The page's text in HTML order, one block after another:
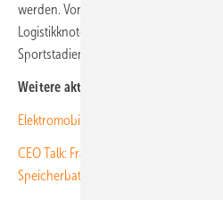
werden. Von Parkplätzen kleinerer
Logistikknotenpunkte für die letzte
Sportstadien. (nhp)
Weitere aktuelle News:
Elektromobilität: jeder vierte Neuwagen
CEO Talk: Frank Henn über
Speicherbatterien